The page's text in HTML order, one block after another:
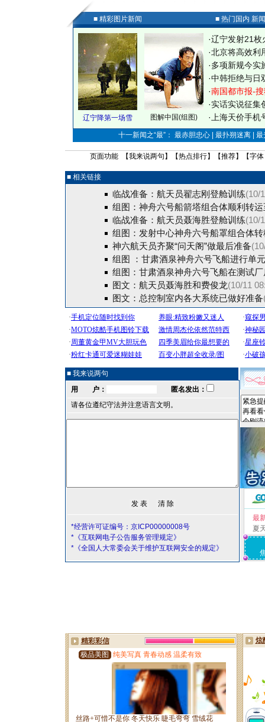
■ 精彩图片新闻 ■ 热门国内 新
辽宁降第一场雪 图解中国(组图)
·辽宁发射21枚
·北京将高效利
·多项新规今实
·中韩拒绝与日
·南国都市报-
·实话实说征集
· 上海天价手
十一新闻之“最”： 最赤胆忠心 | 最扑朔迷离 |
页面功能 【我来说两句 】【热点排行】【推荐】【字体
■ 相关链接
临战准备：航天员翟志刚登舱训练(10/
组图：神舟六号船箭塔组合体顺利转
临战准备：航天员聂海胜登舱训练(10/
组图：发射中心神舟六号船罩组合体转
神六航天员齐聚“问天阁”做最后准备
组图 ：甘肃酒泉神舟六号飞船进行单
组图：甘肃酒泉神舟六号飞船在测试厂
图文：航天员聂海胜和费俊龙(10/11
图文：总控制室内各大系统已做好准备
■ 我来说两句
用 户：
匿名发出：
请各位遵纪守法并注意语言文明。
*经营许可证编号：京ICP00000008号
*《互联网电子公告服务管理规定》
*《全国人大常委会关于维护互联网安全的规定》
最
夏